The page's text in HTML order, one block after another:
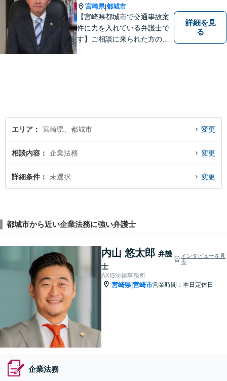
宮崎県|都城市
【宮崎県都城市で交通事故案
件に力を入れている弁護士で
す】ご相談に来られた方の話
ださい。
詳細を見
る
エリア 宮崎県、都城市 変更
相談内容 企業法務 変更
詳細条件 未選択 変更
都城市から近い企業法務に強い弁護士
内山 悠太郎 弁護
士
インタビューを見
る
AXIS法律事務所
宮崎県|宮崎市営業時間：本日定休日
企業法務